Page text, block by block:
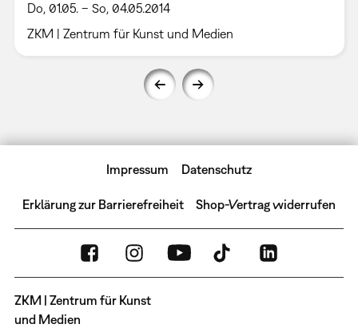
Do, 01.05. – So, 04.05.2014
ZKM | Zentrum für Kunst und Medien
Impressum Datenschutz
Erklärung zur Barrierefreiheit Shop-Vertrag widerrufen
ZKM | Zentrum für Kunst
und Medien